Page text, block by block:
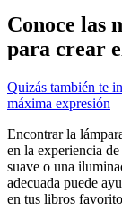
Conoce las
para crear
Quizás también te
máxima expresión
Encontrar la
en la experiencia
suave o una
adecuada puede
en tus libros